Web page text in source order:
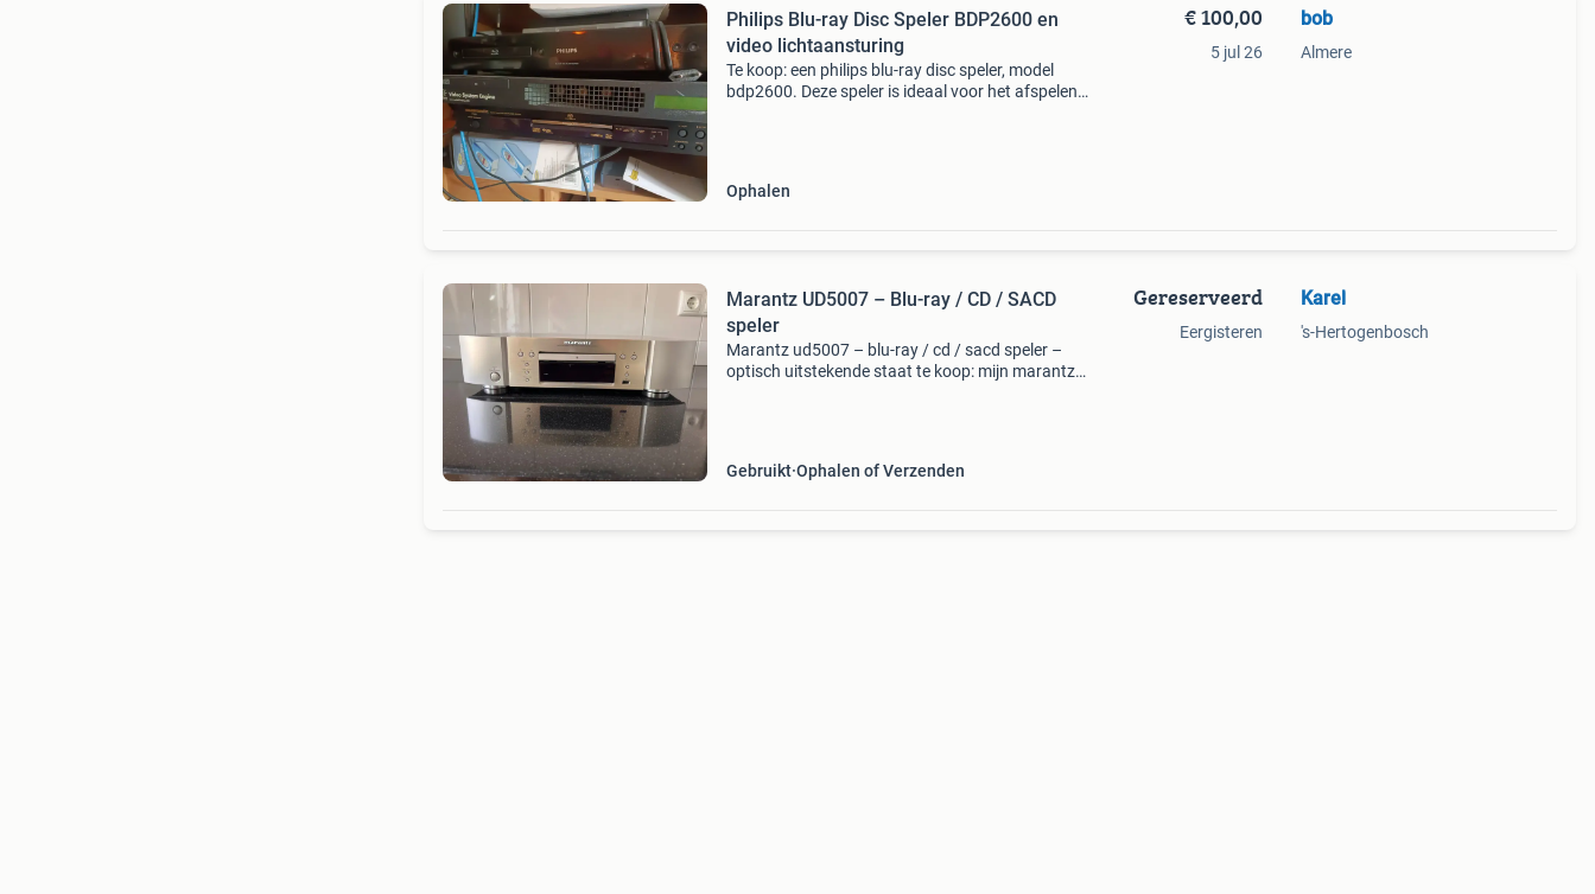
Philips Blu-ray Disc Speler BDP2600 en
video lichtaansturing
Te koop: een philips blu-ray disc speler, model
bdp2600. Deze speler is ideaal voor het afspelen
Ophalen
€ 100,00
5 jul 26
bob
Almere
Marantz UD5007 – Blu-ray / CD / SACD
speler
Marantz ud5007 – blu-ray / cd / sacd speler –
optisch uitstekende staat te koop: mijn marantz
Gebruikt Ophalen of Verzenden
Gereserveerd
Eergisteren
Karel
's-Hertogenbosch